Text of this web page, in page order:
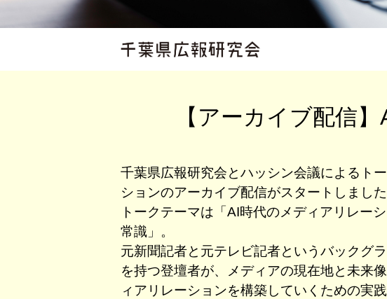
【アーカイブ配信
千葉県広報研究会とハッシン会議によるト
ションのアーカイブ配信がスタートしました
トークテーマは「AI時代のメディアリレー
常識」。
元新聞記者と元テレビ記者というバックグ
を持つ登壇者が、メディアの現在地と未来
ィアリレーションを構築していくための実